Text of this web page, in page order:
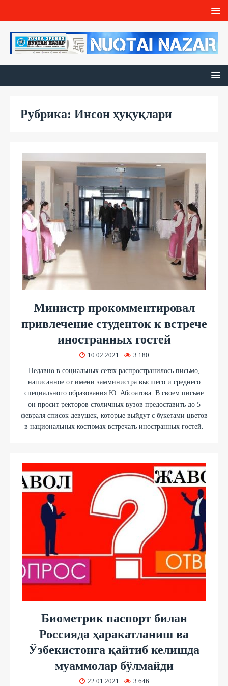
Рубрика: Инсон ҳуқуқлари
Министр прокомментировал
привлечение студенток к встрече
иностранных гостей
10.02.2021 3 180
Недавно в социальных сетях распространилось письмо,
написанное от имени замминистра высшего и среднего
специального образования Ю. Абсоатова. В своем письме
он просит ректоров столичных вузов предоставить до 5
февраля список девушек, которые выйдут с букетами цветов
в национальных костюмах встречать иностранных гостей.
Биометрик паспорт билан
Россияда ҳаракатланиш ва
Ўзбекистонга қайтиб келишда
муаммолар бўлмайди
22.01.2021 3 646